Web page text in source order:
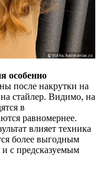
особенно
после накрутки на
стайлер. Видимо, на
в
равномернее.
влияет техника
более выгодным
с предсказуемым